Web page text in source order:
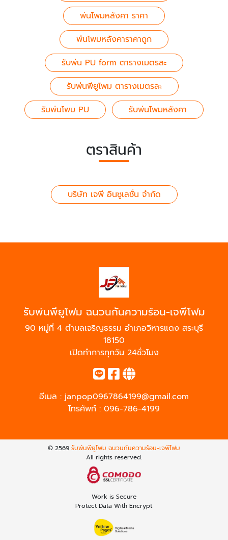
พ่นโพมหลังคา ราคา
พ่นโพมหลังคาราคาถูก
รับพ่น PU form ตารางเมตรละ
รับพ่นพียูโพม ตารางเมตรละ
รับพ่นโพม PU
รับพ่นโพมหลังคา
ตราสินค้า
บริษัท เจพี อินซูเลชั่น จำกัด
รับพ่นพียูโฟม ฉนวนกันความร้อน-เจพีโฟม
90 หมู่ที่ 4 ตำบลเจริญธรรม อำเภอวิหารแดง สระบุรี
18150
เปิดทำการทุกวัน 24ชั่วโมง
อีเมล : janpop0967864199@gmail.com
โทรศัพท์ : 096-786-4199
© 2569 รับพ่นพียูโฟม ฉนวนกันความร้อน-เจพีโฟม
All rights reserved.
Work is Secure
Protect Data With Encrypt